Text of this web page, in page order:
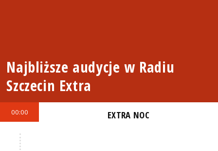
Najbliższe audycje w Radiu
Szczecin Extra
00:00 EXTRA NOC